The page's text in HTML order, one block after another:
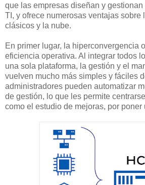
que las empresas diseñan y
TI, y ofrece numerosas ventajas sobre
clásicos y la nube.
En primer lugar, la hiperconvergencia
eficiencia operativa. Al integrar todos
una sola plataforma, la gestión y el
vuelven mucho más simples y fáciles
administradores pueden automatizar
de gestión, lo que les permite
como el estudio de mejoras, por poner